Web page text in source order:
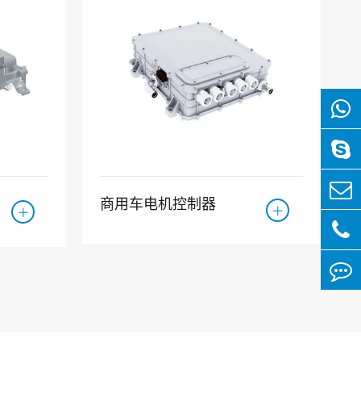
 商用车电机控制器 